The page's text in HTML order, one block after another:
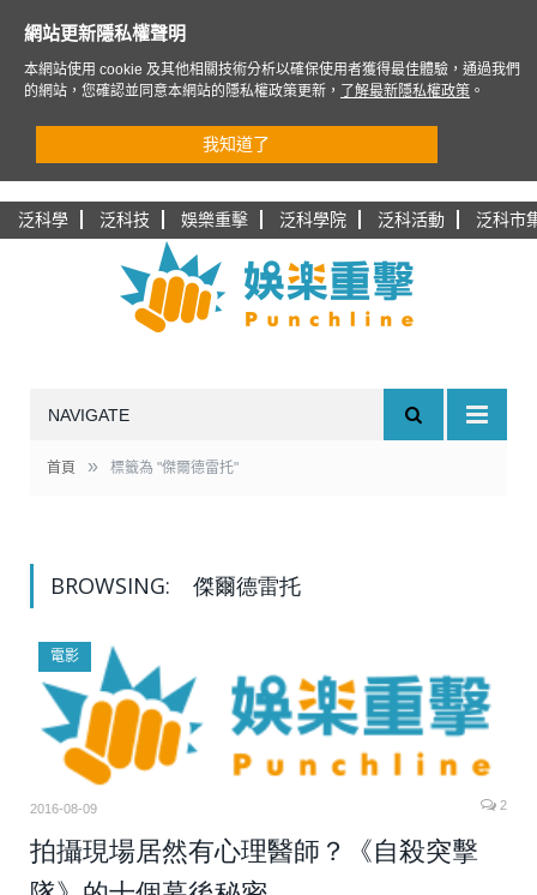
泛科學 泛科技 娛樂重擊 泛科學院 泛科活動 泛科市
NAVIGATE
首頁 » 標籤為 "傑爾德雷托"
BROWSING: 傑爾德雷托
電影
2016-08-09 2
拍攝現場居然有心理醫師？《自殺突擊
網站更新隱私權聲明
本網站使用 cookie 及其他相關技術分析以確保使用者獲得最佳體驗，通過我們
的網站，您確認並同意本網站的隱私權政策更新，
了解最新隱私權政策 。
我知道了